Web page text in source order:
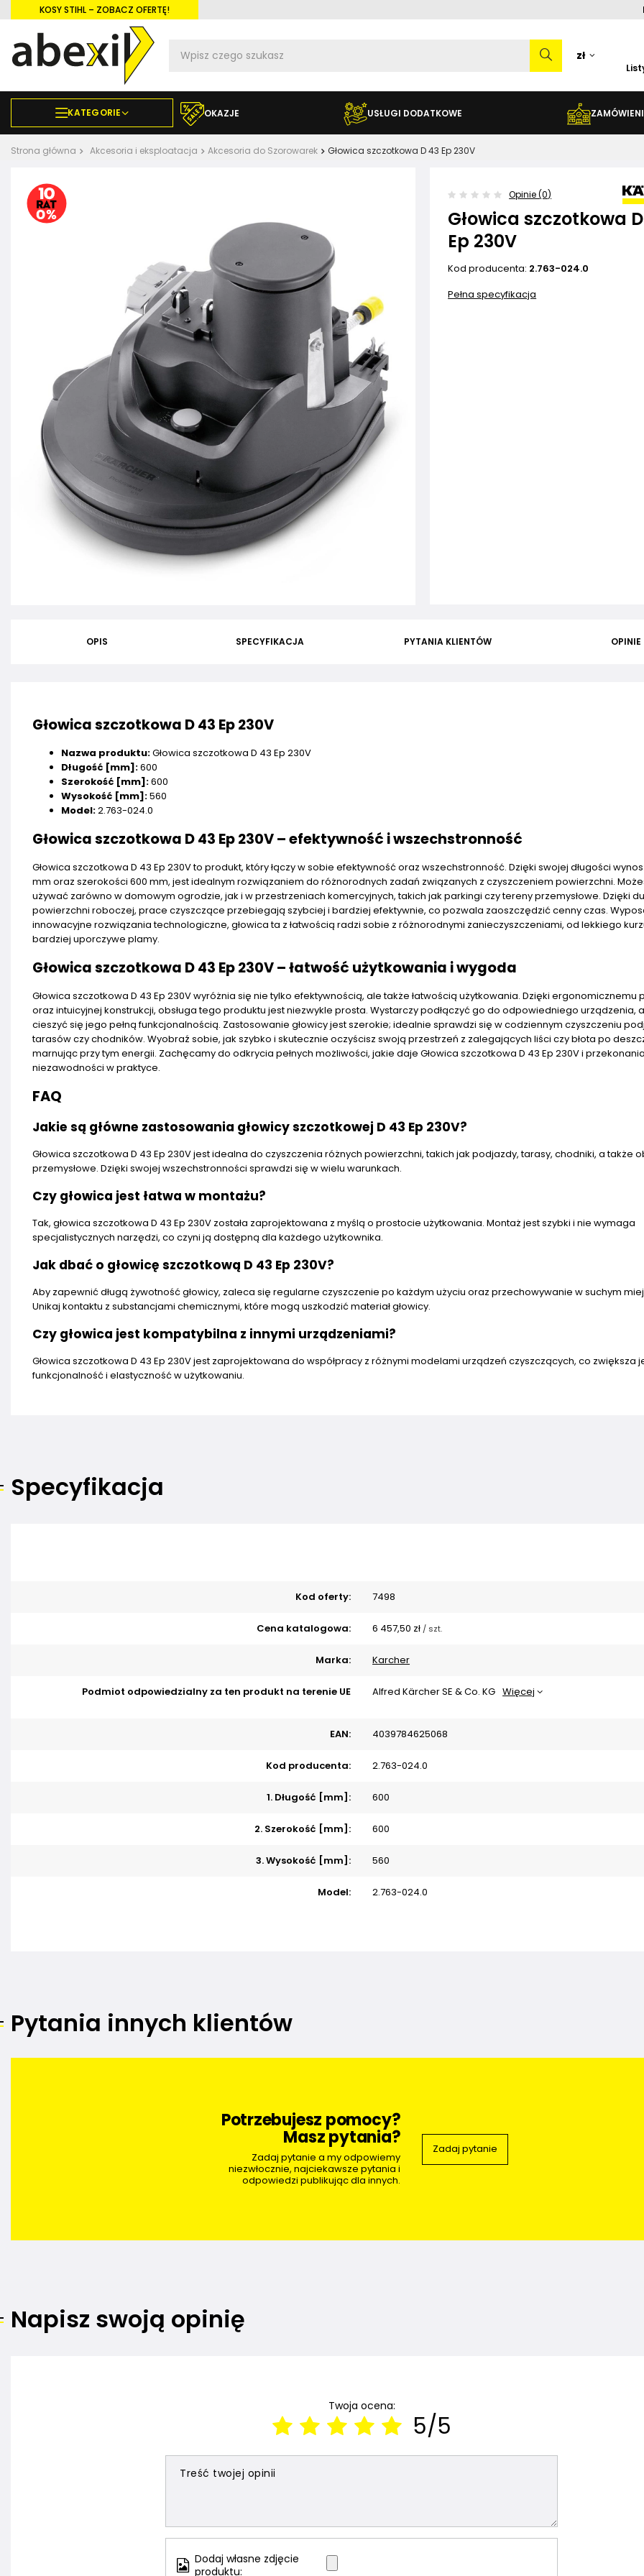
KOSY STIHL – ZOBACZ OFERTĘ!
zł
KATEGORIE OKAZJE USŁUGI DODATKOWE
Strona główna Akcesoria i eksploatacja Akcesoria do Szorowarek Głowica szczotkowa D 43 Ep 230V
Opinie (0)
Głowica szczotkowa
Ep 230V
Kod producenta: 2.763-024.0
Pełna specyfikacja
OPIS SPECYFIKACJA PYTANIA KLIENTÓW OPINIE
Głowica szczotkowa D 43 Ep 230V
Nazwa produktu:Głowica szczotkowa D 43 Ep 230V
Długość [mm]:600
Szerokość [mm]:600
Wysokość [mm]:560
Model:2.763-024.0
Głowica szczotkowa D 43 Ep 230V – efektywność i wszechstronność
Głowica szczotkowa D 43 Ep 230V to produkt, który łączy w sobie efektywność oraz wszechstronność. Dzięki swojej długości
mm oraz szerokości 600 mm, jest idealnym rozwiązaniem do różnorodnych zadań związanych z czyszczeniem powierzchni.
używać zarówno w domowym ogrodzie, jak i w przestrzeniach komercyjnych, takich jak parkingi czy tereny przemysłowe. Dzięki
powierzchni roboczej, prace czyszczące przebiegają szybciej i bardziej efektywnie, co pozwala zaoszczędzić cenny czas.
innowacyjne rozwiązania technologiczne, głowica ta z łatwością radzi sobie z różnorodnymi zanieczyszczeniami, od lekkiego
bardziej uporczywe plamy.
Głowica szczotkowa D 43 Ep 230V – łatwość użytkowania i wygoda
Głowica szczotkowa D 43 Ep 230V wyróżnia się nie tylko efektywnością, ale także łatwością użytkowania. Dzięki ergonomicznemu
oraz intuicyjnej konstrukcji, obsługa tego produktu jest niezwykle prosta. Wystarczy podłączyć go do odpowiedniego urządzenia,
cieszyć się jego pełną funkcjonalnością. Zastosowanie głowicy jest szerokie; idealnie sprawdzi się w codziennym czyszczeniu
tarasów czy chodników. Wyobraź sobie, jak szybko i skutecznie oczyścisz swoją przestrzeń z zalegających liści czy błota po
marnując przy tym energii. Zachęcamy do odkrycia pełnych możliwości, jakie daje Głowica szczotkowa D 43 Ep 230V i
niezawodności w praktyce.
FAQ
Jakie są główne zastosowania głowicy szczotkowej D 43 Ep 230V?
Głowica szczotkowa D 43 Ep 230V jest idealna do czyszczenia różnych powierzchni, takich jak podjazdy, tarasy, chodniki, a także
przemysłowe. Dzięki swojej wszechstronności sprawdzi się w wielu warunkach.
Czy głowica jest łatwa w montażu?
Tak, głowica szczotkowa D 43 Ep 230V została zaprojektowana z myślą o prostocie użytkowania. Montaż jest szybki i nie wymaga
specjalistycznych narzędzi, co czyni ją dostępną dla każdego użytkownika.
Jak dbać o głowicę szczotkową D 43 Ep 230V?
Aby zapewnić długą żywotność głowicy, zaleca się regularne czyszczenie po każdym użyciu oraz przechowywanie w suchym
Unikaj kontaktu z substancjami chemicznymi, które mogą uszkodzić materiał głowicy.
Czy głowica jest kompatybilna z innymi urządzeniami?
Głowica szczotkowa D 43 Ep 230V jest zaprojektowana do współpracy z różnymi modelami urządzeń czyszczących, co zwiększa
funkcjonalność i elastyczność w użytkowaniu.
Specyfikacja
Kod oferty: 7498
Cena katalogowa: 6 457,50 zł / szt.
Marka: Karcher
Podmiot odpowiedzialny za ten produkt na terenie UE Alfred Kärcher SE & Co. KG Więcej
EAN: 4039784625068
Kod producenta: 2.763-024.0
1. Długość [mm]: 600
2. Szerokość [mm]: 600
3. Wysokość [mm]: 560
Model: 2.763-024.0
Pytania innych klientów
Potrzebujesz pomocy?
Masz pytania?
Zadaj pytanie a my odpowiemy
niezwłocznie, najciekawsze pytania i
odpowiedzi publikując dla innych.
Zadaj pytanie
Napisz swoją opinię
Twoja ocena:
5/5
Treść twojej opinii
Dodaj własne zdjęcie
produktu: